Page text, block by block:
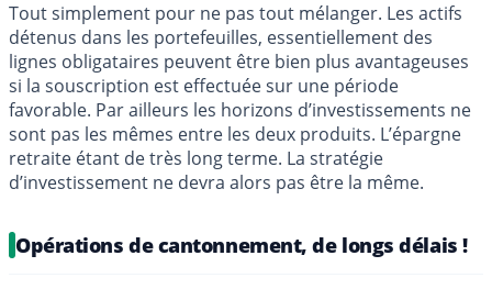
Tout simplement pour ne pas tout mélanger. Les actifs
détenus dans les portefeuilles, essentiellement des
lignes obligataires peuvent être bien plus avantageuses
si la souscription est effectuée sur une période
favorable. Par ailleurs les horizons d’investissements ne
sont pas les mêmes entre les deux produits. L’épargne
retraite étant de très long terme. La stratégie
d’investissement ne devra alors pas être la même.
Opérations de cantonnement, de longs délais !